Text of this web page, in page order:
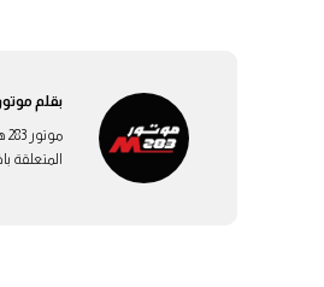
بقلم موتور 283
المتعلقة